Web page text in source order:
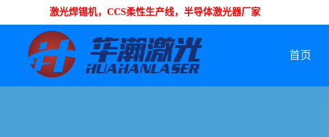
激光焊锡机，CCS柔性生产线，半导体激光器厂家
首页